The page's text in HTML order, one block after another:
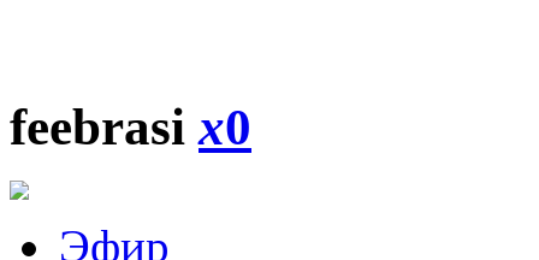
feebrasix0
Эфир